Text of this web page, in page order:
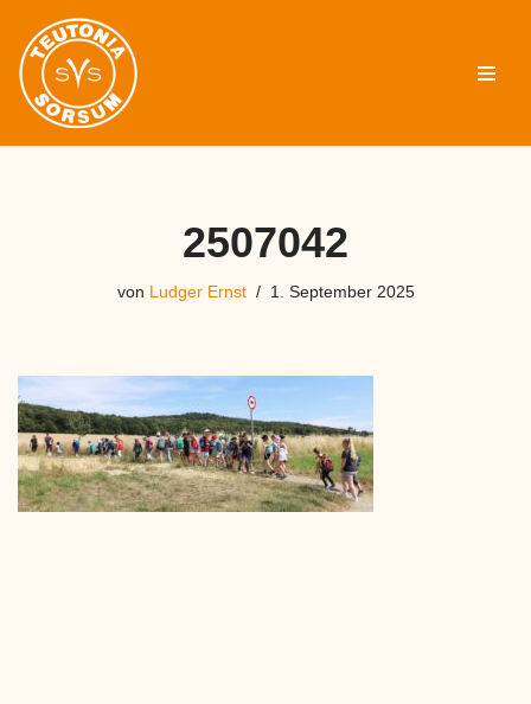
Zum
Inhalt
springen
2507042
von Ludger Ernst 1. September 2025